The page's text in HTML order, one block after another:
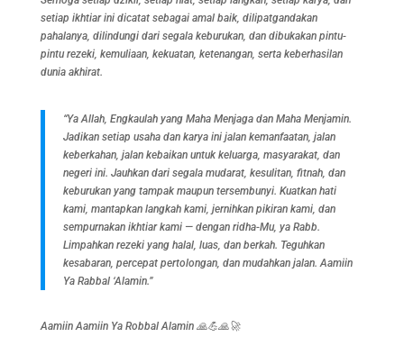
setiap ikhtiar ini dicatat sebagai amal baik, dilipatgandakan
pahalanya, dilindungi dari segala keburukan, dan dibukakan pintu-
pintu rezeki, kemuliaan, kekuatan, ketenangan, serta keberhasilan
dunia akhirat.
“Ya Allah, Engkaulah yang Maha Menjaga dan Maha Menjamin.
Jadikan setiap usaha dan karya ini jalan kemanfaatan, jalan
keberkahan, jalan kebaikan untuk keluarga, masyarakat, dan
negeri ini. Jauhkan dari segala mudarat, kesulitan, fitnah, dan
keburukan yang tampak maupun tersembunyi. Kuatkan hati
kami, mantapkan langkah kami, jernihkan pikiran kami, dan
sempurnakan ikhtiar kami — dengan ridha-Mu, ya Rabb.
Limpahkan rezeki yang halal, luas, dan berkah. Teguhkan
kesabaran, percepat pertolongan, dan mudahkan jalan. Aamiin
Ya Rabbal ‘Alamin.”
Aamiin Aamiin Ya Robbal Alamin 🙏💪🙏🚀